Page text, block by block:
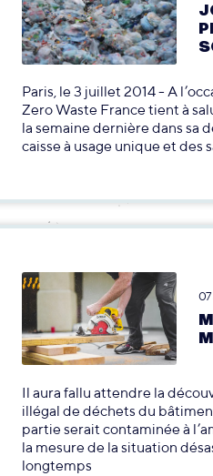
Paris, le 3 juillet 2014 - A
Zero Waste France tient à
la semaine dernière dans sa
caisse à usage unique et des
07
Il aura fallu attendre la
illégal de déchets du
partie serait contaminée à
la mesure de la situation
longtemps